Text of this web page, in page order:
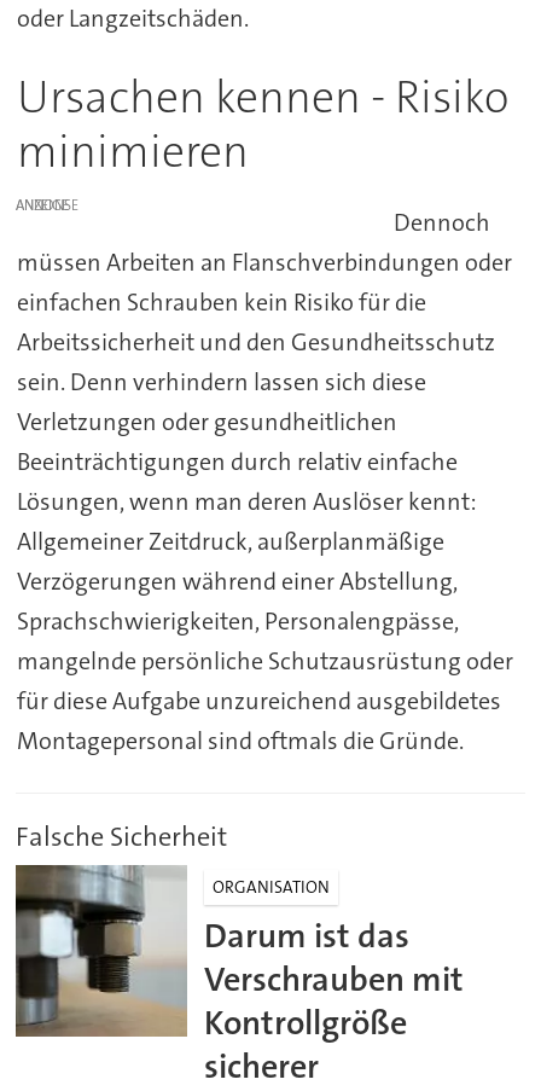
oder Langzeitschäden.
Ursachen kennen - Risiko
minimieren
ANZEIGE
Dennoch
müssen Arbeiten an Flanschverbindungen oder
einfachen Schrauben kein Risiko für die
Arbeitssicherheit und den Gesundheitsschutz
sein. Denn verhindern lassen sich diese
Verletzungen oder gesundheitlichen
Beeinträchtigungen durch relativ einfache
Lösungen, wenn man deren Auslöser kennt:
Allgemeiner Zeitdruck, außerplanmäßige
Verzögerungen während einer Abstellung,
Sprachschwierigkeiten, Personalengpässe,
mangelnde persönliche Schutzausrüstung oder
für diese Aufgabe unzureichend ausgebildetes
Montagepersonal sind oftmals die Gründe.
Falsche Sicherheit
ORGANISATION
Darum ist das
Verschrauben mit
Kontrollgröße
sicherer